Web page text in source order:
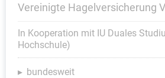
Vereinigte Hagelversicherung
In Kooperation mit IU Duales
Hochschule)
bundesweit